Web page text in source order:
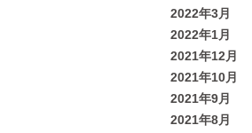
2022年3月
2022年1月
2021年12月
2021年10月
2021年9月
2021年8月